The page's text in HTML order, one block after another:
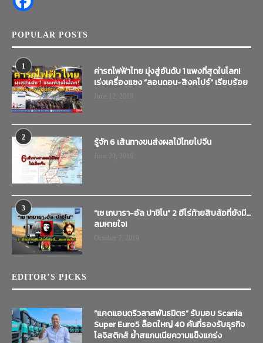
POPULAR POSTS
1
ค่ารถไฟฟ้าไทย มุ่งสู่อันดับ 1 แพงที่สุดในโลก!
เร่งเครื่องแซง “ลอนดอน-สิงคโปร์” เรียบร้อย
2 รู้จัก 6 เส้นทางขนส่งผลไม้ไทยไปจีน
3
“เช เกบารา-อัล ปาชิโน” 2 ฮีโร่ท้ายสิบล้อที่ยังมี…
ลมหายใจ!
EDITOR’S PICKS
“แคดแอนดริวลาสพันธมิตร” รับมอบ Scania
Super Euro5 ล็อตใหญ่ 40 คันที่รองรับธุรกิจ
โลจิสติกส์ ย้ำสแกนเนียความแข็งแกร่ง